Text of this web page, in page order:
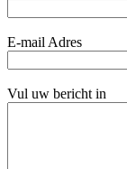
E-mail Adres
Vul uw bericht in